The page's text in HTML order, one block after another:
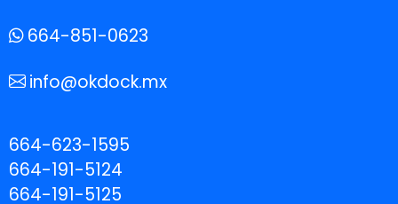
664-851-0623
info@okdock.mx
664-623-1595
664-191-5124
664-191-5125